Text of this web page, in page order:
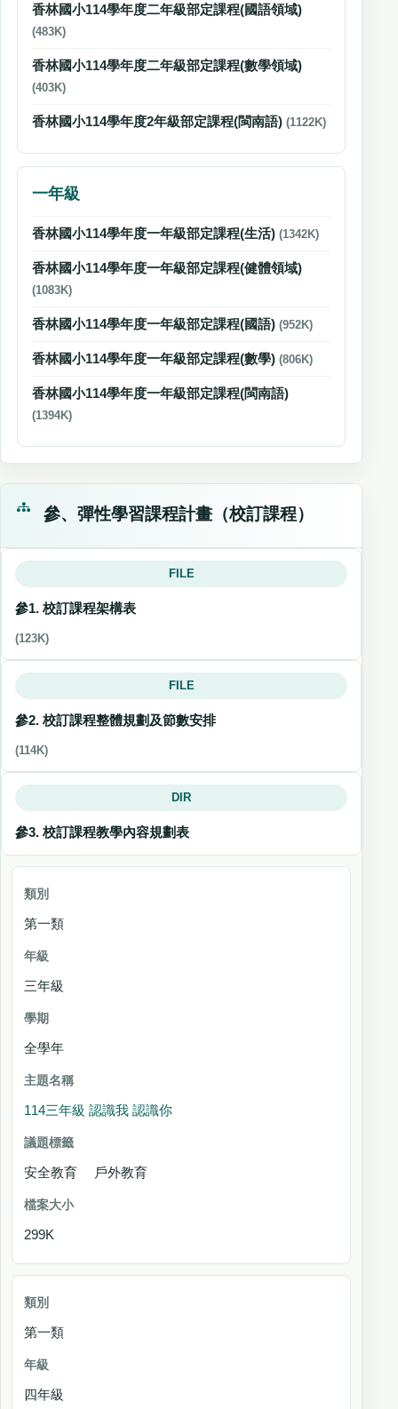
香林國小114學年度二年級部定課程(國語領域)
(483K)
香林國小114學年度二年級部定課程(數學領域)
(403K)
香林國小114學年度2年級部定課程(閩南語) (1122K)
一年級
香林國小114學年度一年級部定課程(生活) (1342K)
香林國小114學年度一年級部定課程(健體領域)
(1083K)
香林國小114學年度一年級部定課程(國語) (952K)
香林國小114學年度一年級部定課程(數學) (806K)
香林國小114學年度一年級部定課程(閩南語)
(1394K)
參、彈性學習課程計畫（校訂課程）
FILE
參1. 校訂課程架構表
(123K)
FILE
參2. 校訂課程整體規劃及節數安排
(114K)
DIR
參3. 校訂課程教學內容規劃表
類別
年
級
主題名稱
議
題
籤
第一類
三年級
全學年
114三年級 認識我 認識你
安全教育 戶外教育
299K
第一類
四年級